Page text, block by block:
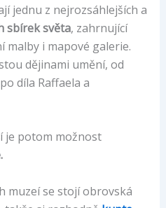
jednu z nejrozsáhlejších a
sbírek světa, zahrnující
malby i mapové galerie.
dějinami umění, od
díla Raffaela a
je potom možnost
muzeí se stojí obrovská